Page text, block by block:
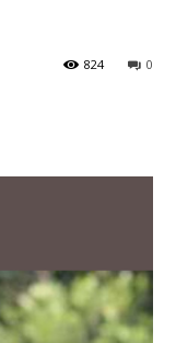
0
824